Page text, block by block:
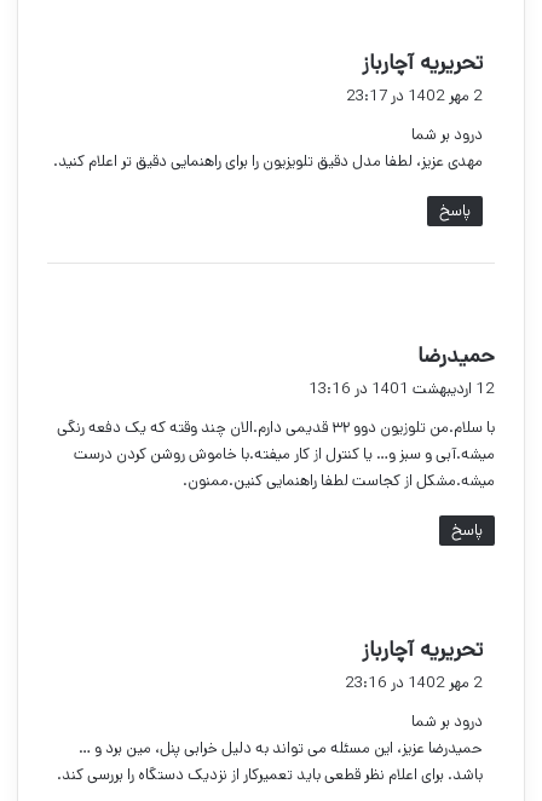
تحریریه آچارباز
ف
2 مهر 1402 در 23:17
درود بر شما
مهدی عزیز، لطفا مدل دقیق تلویزیون را برای راهنمایی دقیق تر اعلام کنید.
پاسخ
حمیدرضا
:
12 اردیبهشت 1401 در 13:16
با سلام.من تلوزیون دوو ۳۲ قدیمی دارم.الان چند وقته که یک دفعه رنگی
میشه.آبی و سبز و… یا کنترل از کار میفته.با خاموش روشن کردن درست
میشه.مشکل از کجاست لطفا راهنمایی کنین.ممنون.
پاسخ
تحریریه آچارباز
ف
2 مهر 1402 در 23:16
درود بر شما
حمیدرضا عزیز، این مسئله می تواند به دلیل خرابی پنل، مین برد و …
باشد. برای اعلام نظر قطعی باید تعمیرکار از نزدیک دستگاه را بررسی کند.